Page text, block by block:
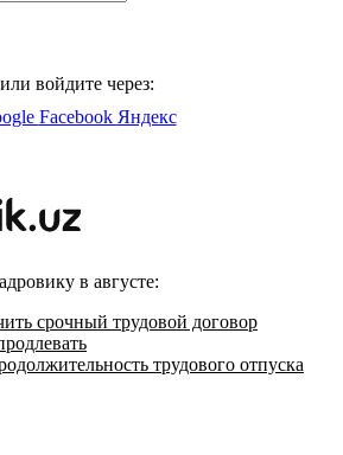
или войдите через:
Facebook Яндекс
в августе:
срочный трудовой договор
трудового отпуска